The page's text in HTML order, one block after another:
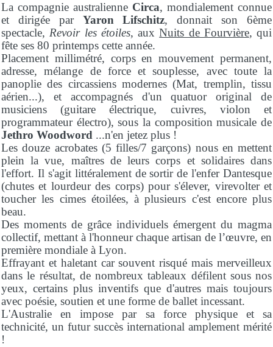
La compagnie australienne Circa, mondialement connue
et dirigée par Yaron Lifschitz, donnait son 6ème
spectacle,Revoir les étoiles, auxNuits de Fourvière, qui
fête ses 80 printemps cette année.
Placement millimétré, corps en mouvement permanent,
adresse, mélange de force et souplesse, avec toute la
panoplie des circassiens modernes (Mat, tremplin, tissu
aérien...), et accompagnés d'un quatuor original de
musiciens (guitare électrique, cuivres, violon et
programmateur électro), sous la composition musicale de
Jethro Woodword ...n'en jetez plus !
Les douze acrobates (5 filles/7 garçons) nous en mettent
plein la vue, maîtres de leurs corps et solidaires dans
l'effort. Il s'agit littéralement de sortir de l'enfer Dantesque
(chutes et lourdeur des corps) pour s'élever, virevolter et
toucher les cimes étoilées, à plusieurs c'est encore plus
beau.
Des moments de grâce individuels émergent du magma
collectif, mettant à l'honneur chaque artisan de l’œuvre, en
première mondiale à Lyon.
Effrayant et haletant car souvent risqué mais merveilleux
dans le résultat, de nombreux tableaux défilent sous nos
yeux, certains plus inventifs que d'autres mais toujours
avec poésie, soutien et une forme de ballet incessant.
L'Australie en impose par sa force physique et sa
technicité, un futur succès international amplement mérité
!